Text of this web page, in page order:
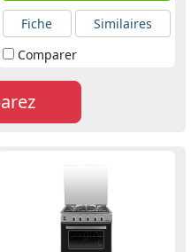
Fiche
Similaires
Comparer